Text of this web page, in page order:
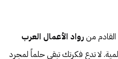
منرواد الأعمال العرب
لا تدع فكرتك تبقى حلماً لمجرد